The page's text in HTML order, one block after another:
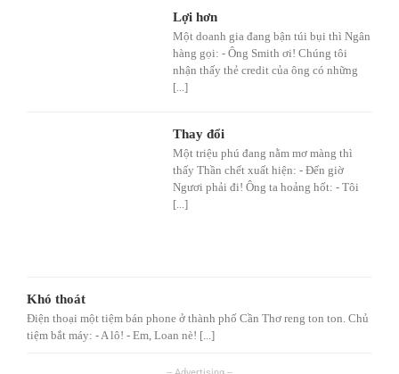
Lợi hơn
Một doanh gia đang bận túi bụi thì Ngân
hàng gọi: - Ông Smith ơi! Chúng tôi
nhận thấy thẻ credit của ông có những
[...]
Thay đổi
Một triệu phú đang nằm mơ màng thì
thấy Thần chết xuất hiện: - Đến giờ
Ngươi phải đi! Ông ta hoảng hốt: - Tôi
[...]
Khó thoát
Điện thoại một tiệm bán phone ở thành phố Cần Thơ reng ton ton. Chủ
tiệm bắt máy: - A lô! - Em, Loan nè! [...]